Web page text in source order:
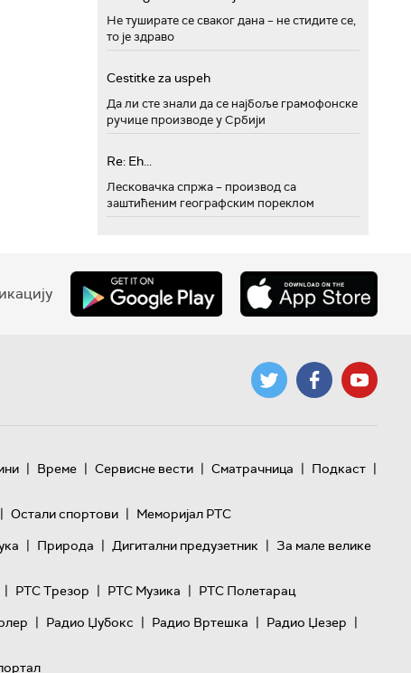
Не туширате се сваког дана – не стидите се,
то је здраво
Cestitke za uspeh
Да ли сте знали да се најбоље грамофонске
ручице производе у Србији
Re: Eh...
Лесковачка спржа – производ са
заштићеним географским пореклом
| Време | Сервисне вести | Сматрачница | Подкаст |
| Остали спортови | Меморијал РТС
| Природа | Дигитални предузетник | За мале велике
| РТС Трезор | РТС Музика | РТС Полетарац
| Радио Џубокс | Радио Вртешка | Радио Џезер |